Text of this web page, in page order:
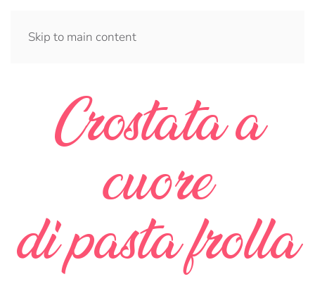
Skip to main content
Crostata a
cuore
di pasta frolla